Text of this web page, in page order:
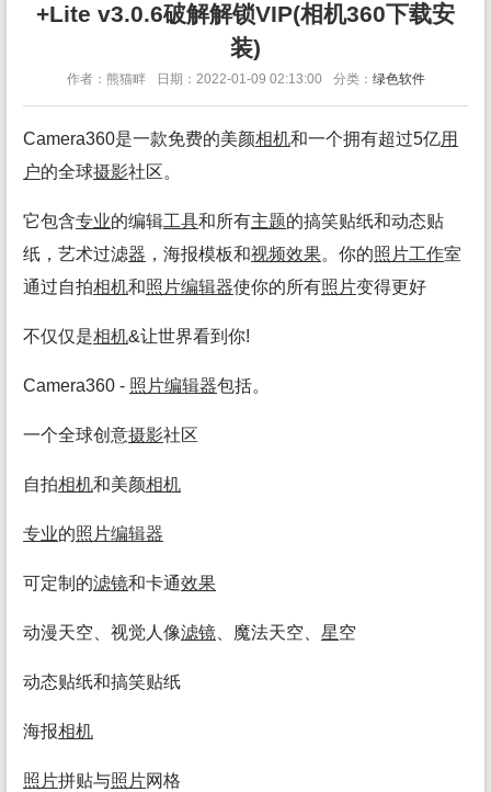
+Lite v3.0.6破解解锁VIP(相机360下载安
装)
作者：熊猫畔 日期：2022-01-09 02:13:00 分类： 绿色软件
Camera360是一款免费的美颜相机和一个拥有超过5亿用
户的全球摄影社区。
它包含专业的编辑工具和所有主题的搞笑贴纸和动态贴
纸，艺术过滤器 ，海报模板和视频效果。你的照片工作室
通过自拍相机和照片编辑器使你的所有照片变得更好
不仅仅是相机&让世界看到你!
Camera360 - 照片编辑器包括。
一个全球创意摄影社区
自拍相机和美颜相机
专业的照片编辑器
可定制的滤镜和卡通效果
动漫天空、视觉人像滤镜 、魔法天空、 星空
动态贴纸和搞笑贴纸
海报相机
照片拼贴与照片网格